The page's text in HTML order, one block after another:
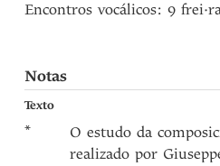
Encontros vocálicos: 9
Notas
Texto
*
O estudo da
realizado por